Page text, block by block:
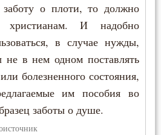
о плоти, то должно
христианам. И надобно
в случае нужды,
не в нем одном поставлять
болезненного состояния,
им пособия во
заботы о душе.